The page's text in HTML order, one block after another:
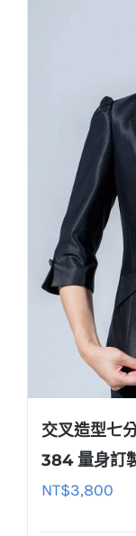
交叉造型七
384 量身訂
NT$3,800